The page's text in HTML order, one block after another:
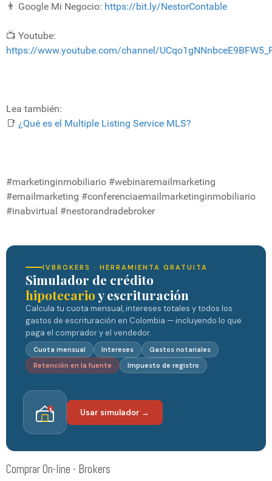
👨 Google Mi Negocio: https://bit.ly/NestorContable
📺 Youtube:
https://www.youtube.com/channel/
Lea también:
📑 ¿Qué es el Multiple Listing Service MLS?
#marketinginmobiliario #webinaremailmarketing
#emailmarketing #conferenciaemailmarketinginmobiliario
#inabvirtual #nestorandradebroker
IVBROKERS · HERRAMIENTA GRATUITA
Simulador de crédito
hipotecarioy escrituración
Calcula tu cuota mensual, intereses totales y todos los
gastos de escrituración en Colombia — incluyendo lo que
paga el comprador y el vendedor.
Cuota mensual Intereses
Gastos notariales
Retención en la fuente
Impuesto de registro
$ Usar simulador →
Comprar On-line - Brokers